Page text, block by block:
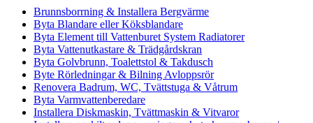
Brunnsborrning & Installera Bergvärme
Byta Blandare eller Köksblandare
Byta Element till Vattenburet System Radiatorer
Byta Vattenutkastare & Trädgårdskran
Byta Golvbrunn, Toalettstol & Takdusch
Byte Rörledningar & Bilning Avloppsrör
Renovera Badrum, WC, Tvättstuga & Våtrum
Byta Varmvattenberedare
Installera Diskmaskin, Tvättmaskin & Vitvaror